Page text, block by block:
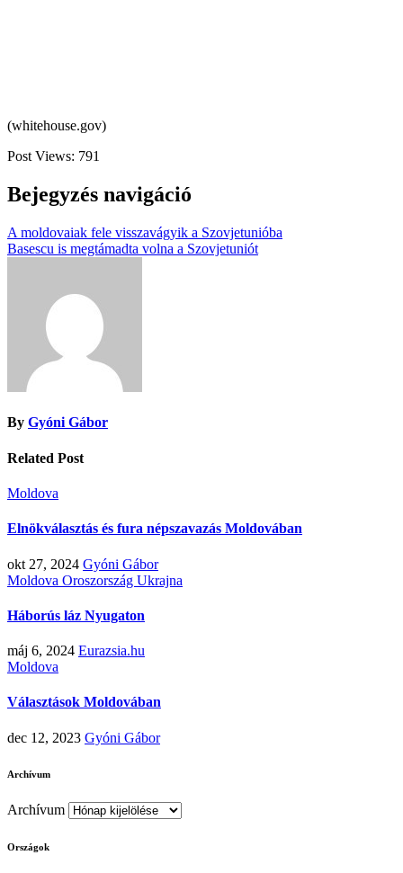
(whitehouse.gov)
Post Views: 791
Bejegyzés navigáció
A moldovaiak fele visszavágyik a Szovjetunióba
Basescu is megtámadta volna a Szovjetuniót
By Gyóni Gábor
Related Post
Moldova
Elnökválasztás és fura népszavazás Moldovában
okt 27, 2024 Gyóni Gábor
Moldova Oroszország Ukrajna
Háborús láz Nyugaton
máj 6, 2024 Eurazsia.hu
Moldova
Választások Moldovában
dec 12, 2023 Gyóni Gábor
Archívum
Archívum
Országok